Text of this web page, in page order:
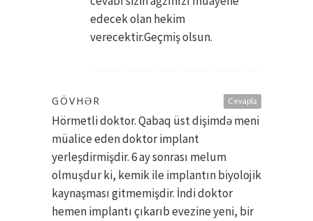
edecek olan hekim
verecektir.Geçmiş olsun.
Cevapla
GÖVHƏR
Hörmetli doktor. Qabaq üst dişimdə meni
müalice eden doktor implant
yerleşdirmişdir. 6 ay sonrası melum
olmuşdur ki, kemik ile implantın biyolojik
kaynaşması gitmemişdir. İndi doktor
hemen implantı çıkarıb evezine yeni, bir